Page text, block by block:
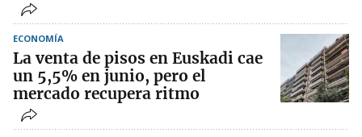
ECONOMÍA
La venta de pisos en Euskadi cae
un 5,5% en junio, pero el
mercado recupera ritmo